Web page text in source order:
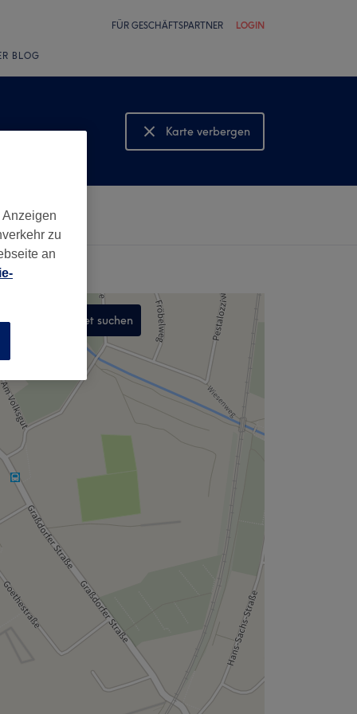
FÜR GESCHÄFTSPARTNER LOGIN
BLOG
Karte verbergen
Karte anzeigen
In diesem Gebiet suchen
zu
an